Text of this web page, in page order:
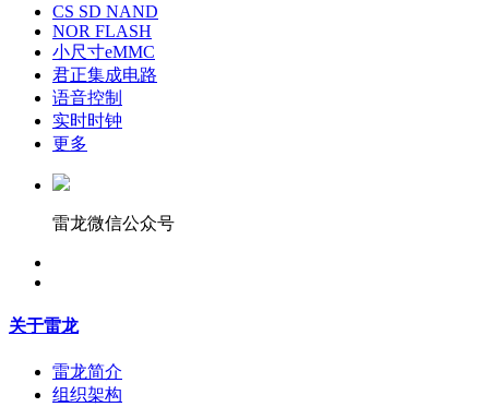
CS SD NAND
NOR FLASH
小尺寸eMMC
君正集成电路
语音控制
实时时钟
更多
雷龙微信公众号
关于雷龙
雷龙简介
组织架构